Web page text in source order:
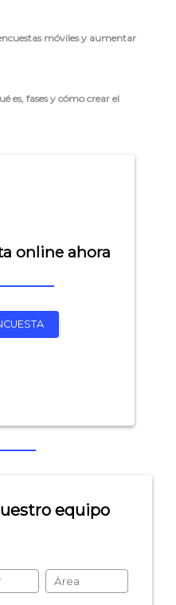
móviles y aumentar
es, fases y cómo crear el
online ahora
equipo